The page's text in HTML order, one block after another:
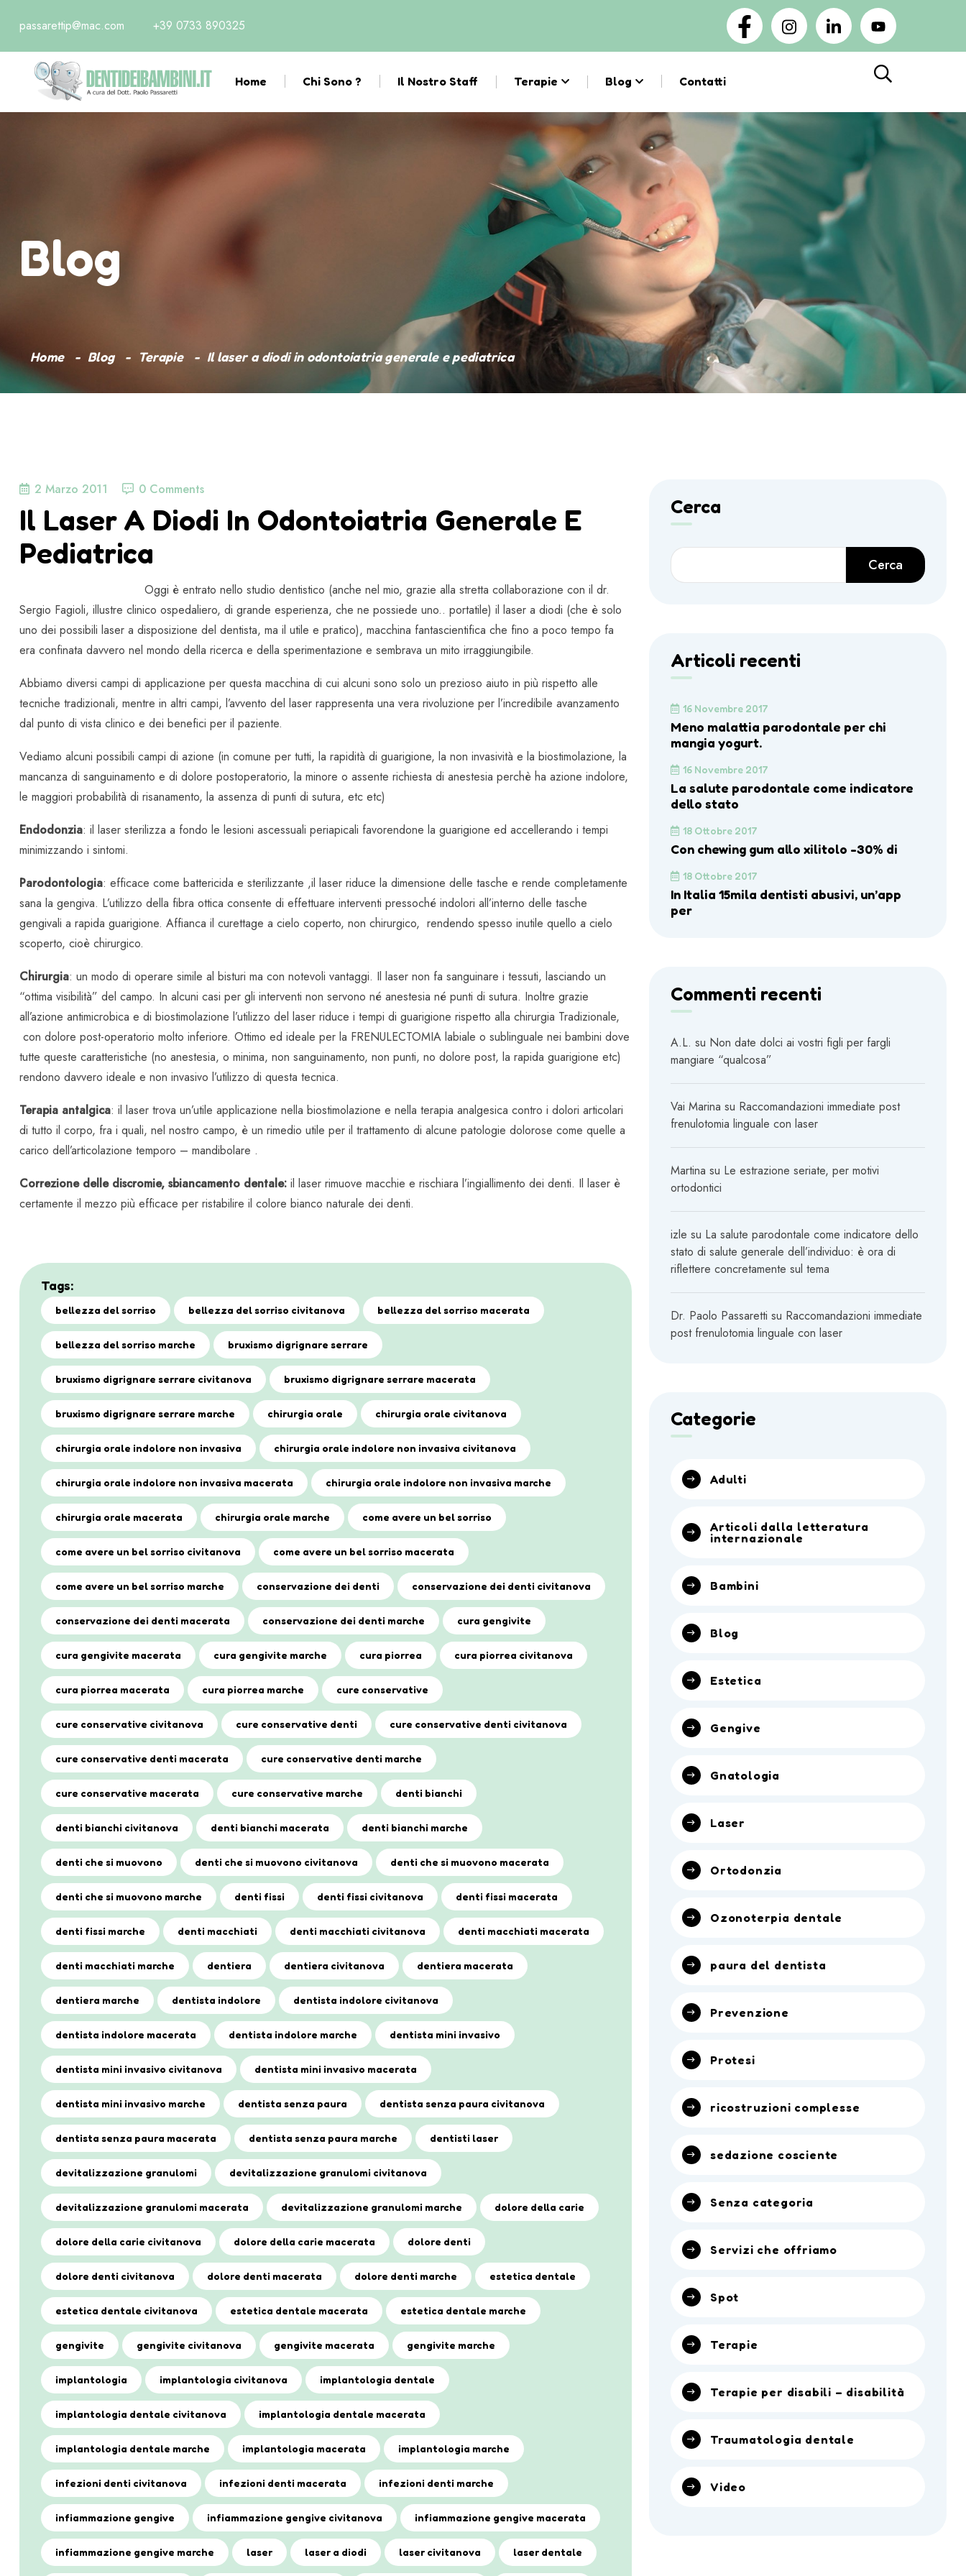
passarettip@mac.com +39 0733 890325
Home Chi Sono ? Il Nostro Staff Terapie Blog Contatti
Blog
Home Blog Terapie Il laser a diodi in odontoiatria generale e pediatrica
2 Marzo 2011 0 Comments
Il Laser A Diodi In Odontoiatria Generale E
Pediatrica
Oggi è entrato nello studio dentistico (anche nel mio, grazie alla stretta collaborazione con il dr.
Sergio Fagioli, illustre clinico ospedaliero, di grande esperienza, che ne possiede uno.. portatile) il laser a diodi (che è solo
uno dei possibili laser a disposizione del dentista, ma il utile e pratico), macchina fantascientifica che fino a poco tempo fa
era confinata davvero nel mondo della ricerca e della sperimentazione e sembrava un mito irraggiungibile.
Abbiamo diversi campi di applicazione per questa macchina di cui alcuni sono solo un prezioso aiuto in più rispetto alle
tecniche tradizionali, mentre in altri campi, l’avvento del laser rappresenta una vera rivoluzione per l’incredibile avanzamento
dal punto di vista clinico e dei benefici per il paziente.
Vediamo alcuni possibili campi di azione (in comune per tutti, la rapidità di guarigione, la non invasività e la biostimolazione, la
mancanza di sanguinamento e di dolore postoperatorio, la minore o assente richiesta di anestesia perchè ha azione indolore,
le maggiori probabilità di risanamento, la assenza di punti di sutura, etc etc)
Endodonzia: il laser sterilizza a fondo le lesioni ascessuali periapicali favorendone la guarigione ed accellerando i tempi
minimizzando i sintomi.
Parodontologia: efficace come battericida e sterilizzante ,il laser riduce la dimensione delle tasche e rende completamente
sana la gengiva. L’utilizzo della fibra ottica consente di effettuare interventi pressoché indolori all’interno delle tasche
gengivali a rapida guarigione. Affianca il curettage a cielo coperto, non chirurgico, rendendo spesso inutile quello a cielo
scoperto, cioè chirurgico.
Chirurgia: un modo di operare simile al bisturi ma con notevoli vantaggi. Il laser non fa sanguinare i tessuti, lasciando un
“ottima visibilità” del campo. In alcuni casi per gli interventi non servono né anestesia né punti di sutura. Inoltre grazie
all’azione antimicrobica e di biostimolazione l’utilizzo del laser riduce i tempi di guarigione rispetto alla chirurgia Tradizionale,
con dolore post-operatorio molto inferiore. Ottimo ed ideale per la FRENULECTOMIA labiale o sublinguale nei bambini dove
tutte queste caratteristiche (no anestesia, o minima, non sanguinamento, non punti, no dolore post, la rapida guarigione etc)
rendono davvero ideale e non invasivo l’utilizzo di questa tecnica.
Terapia antalgica: il laser trova un’utile applicazione nella biostimolazione e nella terapia analgesica contro i dolori articolari
di tutto il corpo, fra i quali, nel nostro campo, è un rimedio utile per il trattamento di alcune patologie dolorose come quelle a
carico dell’articolazione temporo – mandibolare .
Correzione delle discromie, sbiancamento dentale: il laser rimuove macchie e rischiara l’ingiallimento dei denti. Il laser è
certamente il mezzo più efficace per ristabilire il colore bianco naturale dei denti.
Tags:
bellezza del sorriso bellezza del sorriso civitanova bellezza del sorriso macerata
bellezza del sorriso marche bruxismo digrignare serrare
bruxismo digrignare serrare civitanova bruxismo digrignare serrare macerata
bruxismo digrignare serrare marche chirurgia orale chirurgia orale civitanova
chirurgia orale indolore non invasiva chirurgia orale indolore non invasiva civitanova
chirurgia orale indolore non invasiva macerata chirurgia orale indolore non invasiva marche
chirurgia orale macerata chirurgia orale marche come avere un bel sorriso
come avere un bel sorriso civitanova come avere un bel sorriso macerata
come avere un bel sorriso marche conservazione dei denti conservazione dei denti civitanova
conservazione dei denti macerata conservazione dei denti marche cura gengivite
cura gengivite macerata cura gengivite marche cura piorrea cura piorrea civitanova
cura piorrea macerata cura piorrea marche cure conservative
cure conservative civitanova cure conservative denti cure conservative denti civitanova
cure conservative denti macerata cure conservative denti marche
cure conservative macerata cure conservative marche denti bianchi
denti bianchi civitanova denti bianchi macerata denti bianchi marche
denti che si muovono denti che si muovono civitanova denti che si muovono macerata
denti che si muovono marche denti fissi denti fissi civitanova denti fissi macerata
denti fissi marche denti macchiati denti macchiati civitanova denti macchiati macerata
denti macchiati marche dentiera dentiera civitanova dentiera macerata
dentiera marche dentista indolore dentista indolore civitanova
dentista indolore macerata dentista indolore marche dentista mini invasivo
dentista mini invasivo civitanova dentista mini invasivo macerata
dentista mini invasivo marche dentista senza paura dentista senza paura civitanova
dentista senza paura macerata dentista senza paura marche dentisti laser
devitalizzazione granulomi devitalizzazione granulomi civitanova
devitalizzazione granulomi macerata devitalizzazione granulomi marche dolore della carie
dolore della carie civitanova dolore della carie macerata dolore denti
dolore denti civitanova dolore denti macerata dolore denti marche estetica dentale
estetica dentale civitanova estetica dentale macerata estetica dentale marche
gengivite gengivite civitanova gengivite macerata gengivite marche
implantologia implantologia civitanova implantologia dentale
implantologia dentale civitanova implantologia dentale macerata
implantologia dentale marche implantologia macerata implantologia marche
infezioni denti civitanova infezioni denti macerata infezioni denti marche
infiammazione gengive infiammazione gengive civitanova infiammazione gengive macerata
infiammazione gengive marche laser laser a diodi laser civitanova laser dentale
Cerca
Cerca
Articoli recenti
16 Novembre 2017
Meno malattia parodontale per chi
mangia yogurt.
16 Novembre 2017
La salute parodontale come indicatore
dello stato
18 Ottobre 2017
Con chewing gum allo xilitolo -30% di
18 Ottobre 2017
In Italia 15mila dentisti abusivi, un’app
per
Commenti recenti
A.L. su Non date dolci ai vostri figli per fargli
mangiare “qualcosa”
Vai Marina su Raccomandazioni immediate post
frenulotomia linguale con laser
Martina su Le estrazione seriate, per motivi
ortodontici
izle su La salute parodontale come indicatore dello
stato di salute generale dell’individuo: è ora di
riflettere concretamente sul tema
Dr. Paolo Passaretti su Raccomandazioni immediate
post frenulotomia linguale con laser
Categorie
Adulti
Articoli dalla letteratura
internazionale
Bambini
Blog
Estetica
Gengive
Gnatologia
Laser
Ortodonzia
Ozonoterpia dentale
paura del dentista
Prevenzione
Protesi
ricostruzioni complesse
sedazione cosciente
Senza categoria
Servizi che offriamo
Spot
Terapie
Terapie per disabili – disabilità
Traumatologia dentale
Video